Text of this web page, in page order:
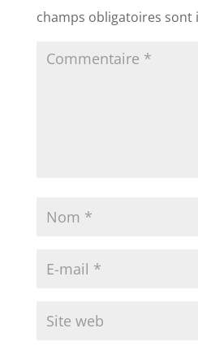
champs obligatoires sont